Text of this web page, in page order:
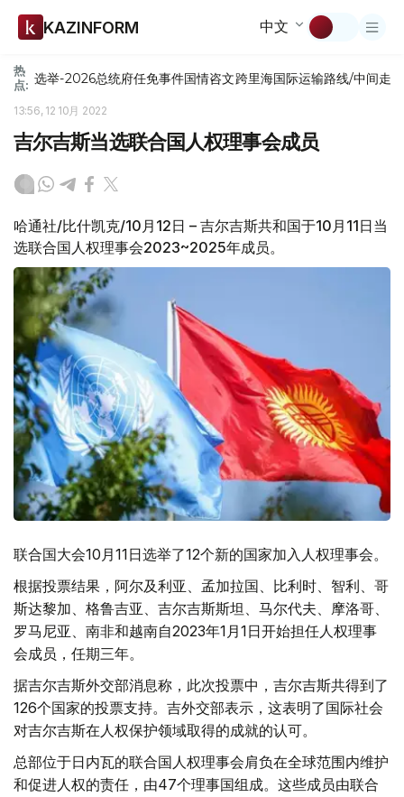
KAZINFORM 中文
热
点: 选举-2026总统府任免事件国情咨文跨里海国际运输路线/中间走廊
13:56, 12 10月 2022
吉尔吉斯当选联合国人权理事会成员
哈通社/比什凯克/10月12日 – 吉尔吉斯共和国于10月11日当
选联合国人权理事会2023~2025年成员。
联合国大会10月11日选举了12个新的国家加入人权理事会。
根据投票结果，阿尔及利亚、孟加拉国、比利时、智利、哥
斯达黎加、格鲁吉亚、吉尔吉斯斯坦、马尔代夫、摩洛哥、
罗马尼亚、南非和越南自2023年1月1日开始担任人权理事
会成员，任期三年。
据吉尔吉斯外交部消息称，此次投票中，吉尔吉斯共得到了
126个国家的投票支持。吉外交部表示，这表明了国际社会
对吉尔吉斯在人权保护领域取得的成就的认可。
总部位于日内瓦的联合国人权理事会肩负在全球范围内维护
和促进人权的责任，由47个理事国组成。这些成员由联合